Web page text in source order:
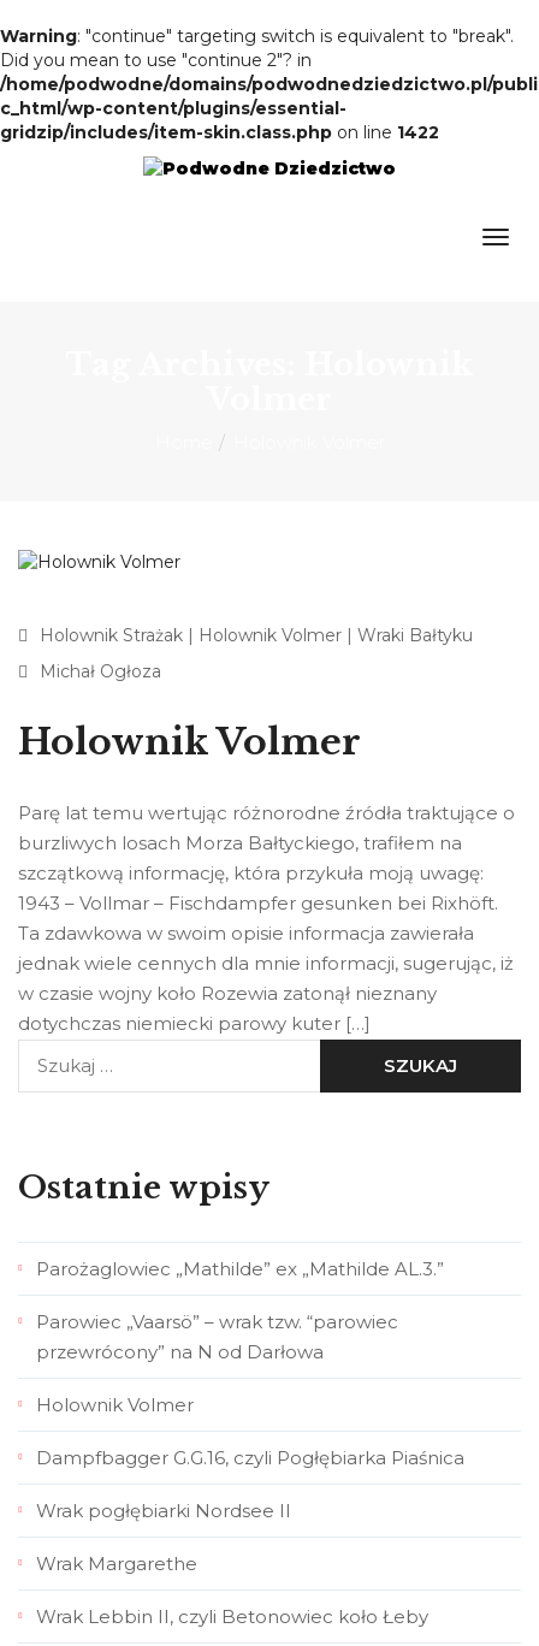
Warning: "continue" targeting switch is equivalent to "break".
Did you mean to use "continue 2"? in
/home/podwodne/domains/podwodnedziedzictwo.pl/publi
c_html/wp-content/plugins/essential-
gridzip/includes/item-skin.class.php on line 1422
Holownik Strażak | Holownik Volmer | Wraki Bałtyku
Michał Ogłoza
Holownik Volmer
Parę lat temu wertując różnorodne źródła traktujące o
burzliwych losach Morza Bałtyckiego, trafiłem na
szczątkową informację, która przykuła moją uwagę:
1943 – Vollmar – Fischdampfer gesunken bei Rixhöft.
Ta zdawkowa w swoim opisie informacja zawierała
jednak wiele cennych dla mnie informacji, sugerując, iż
w czasie wojny koło Rozewia zatonął nieznany
dotychczas niemiecki parowy kuter […]
Ostatnie wpisy
Parożaglowiec „Mathilde” ex „Mathilde AL.3.”
Parowiec „Vaarsö” – wrak tzw. “parowiec
przewrócony” na N od Darłowa
Holownik Volmer
Dampfbagger G.G.16, czyli Pogłębiarka Piaśnica
Wrak pogłębiarki Nordsee II
Wrak Margarethe
Wrak Lebbin II, czyli Betonowiec koło Łeby